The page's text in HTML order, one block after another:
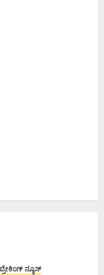
ಬ್ರೇಕಿಂಗ್ ನ್ಯೂಸ್